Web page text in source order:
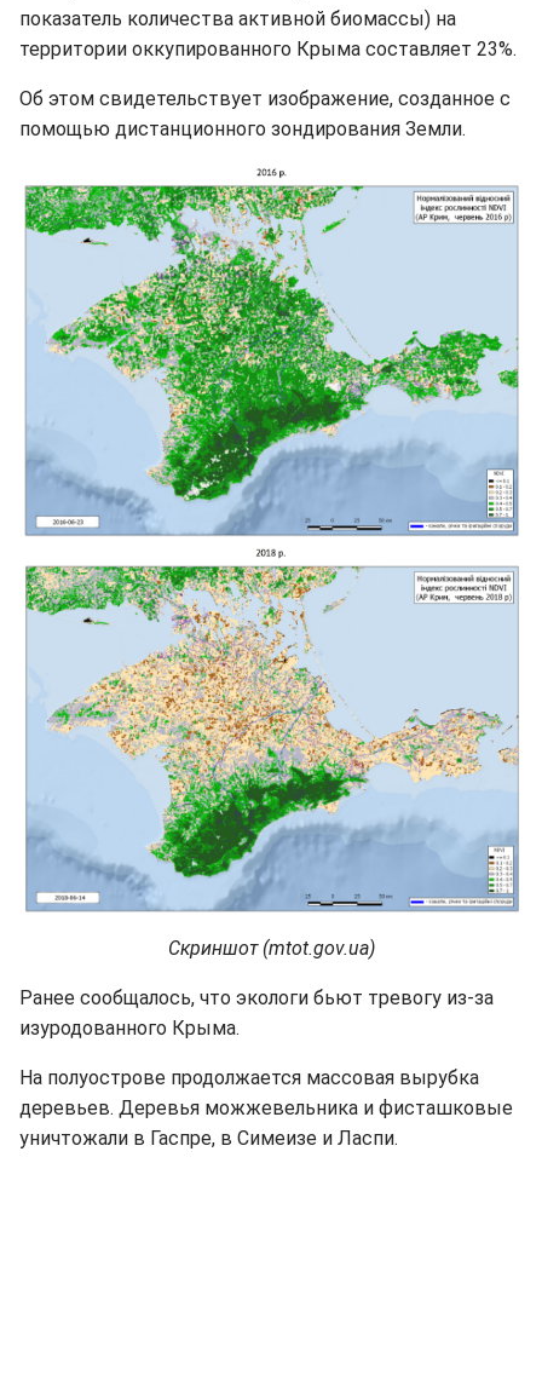
показатель количества активной биомассы) на
территории оккупированного Крыма составляет 23%.
Об этом свидетельствует изображение, созданное с
помощью дистанционного зондирования Земли.
Скриншот (mtot.gov.ua)
Ранее сообщалось, что экологи бьют тревогу из-за
изуродованного Крыма.
На полуострове продолжается массовая вырубка
деревьев. Деревья можжевельника и фисташковые
уничтожали в Гаспре, в Симеизе и Ласпи.